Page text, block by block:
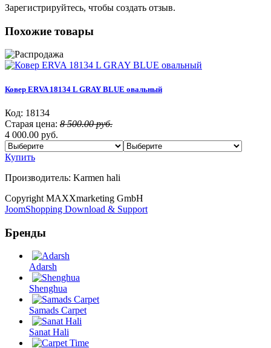
Зарегистрируйтесь, чтобы создать отзыв.
Похожие товары
Ковер ERVA 18134 L GRAY BLUE овальный
Код: 18134
Старая цена: 8 500.00 руб.
4 000.00 руб.
Купить
Производитель: Karmen hali
Copyright MAXXmarketing GmbH
JoomShopping Download & Support
Бренды
Adarsh
Shenghua
Samads Carpet
Sanat Hali